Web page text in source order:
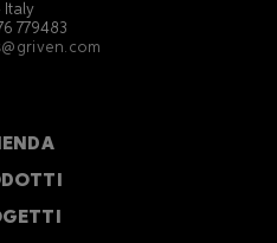
Italy
779483